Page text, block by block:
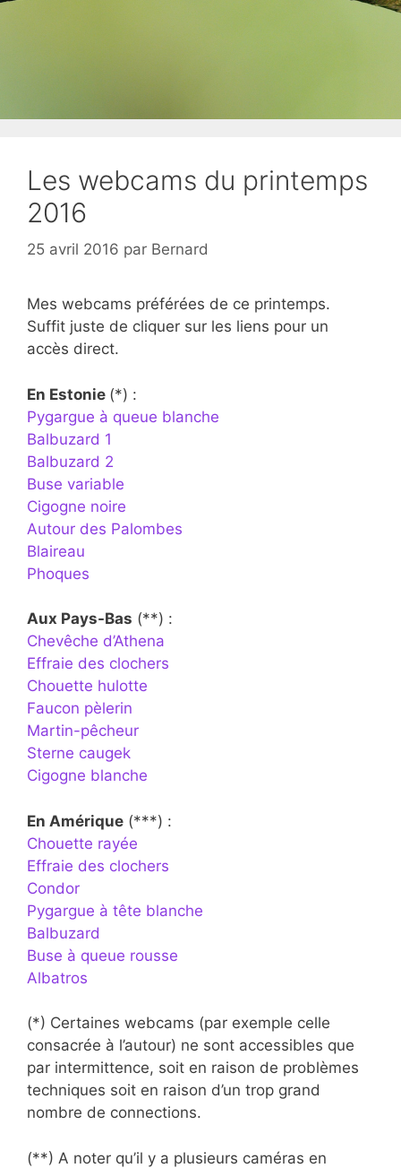
Les webcams du printemps
2016
25 avril 2016 par Bernard
Mes webcams préférées de ce printemps.
Suffit juste de cliquer sur les liens pour un
accès direct.
En Estonie (*) :
Pygargue à queue blanche
Balbuzard 1
Balbuzard 2
Buse variable
Cigogne noire
Autour des Palombes
Blaireau
Phoques
Aux Pays-Bas (**) :
Chevêche d’Athena
Effraie des clochers
Chouette hulotte
Faucon pèlerin
Martin-pêcheur
Sterne caugek
Cigogne blanche
En Amérique (***) :
Chouette rayée
Effraie des clochers
Condor
Pygargue à tête blanche
Balbuzard
Buse à queue rousse
Albatros
(*) Certaines webcams (par exemple celle
consacrée à l’autour) ne sont accessibles que
par intermittence, soit en raison de problèmes
techniques soit en raison d’un trop grand
nombre de connections.
(**) A noter qu’il y a plusieurs caméras en